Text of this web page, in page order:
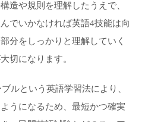
造や規則を理解したうえで、
でいかなければ英語4技能は向
分をしっかりと理解していく
切になります。
ルという英語学習法により、
うになるため、最短かつ確実